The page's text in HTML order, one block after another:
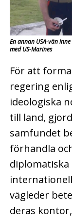
En annan USA-vän
med US-Marines
För att
regering
ideologiska
till land,
samfundet
förhandla
vägleder
deras